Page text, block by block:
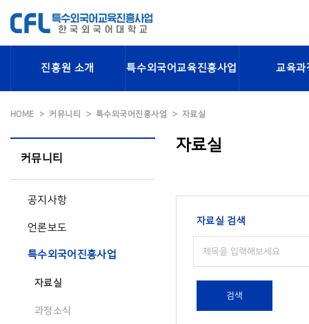
진흥원 소개 특수외국어교육진흥사업 교육과
HOME 커뮤니티 특수외국어진흥사업 자료실
커뮤니티
공지사항
언론보도
특수외국어진흥사업
자료실
과정소식
자료실
자료실 검색
검색